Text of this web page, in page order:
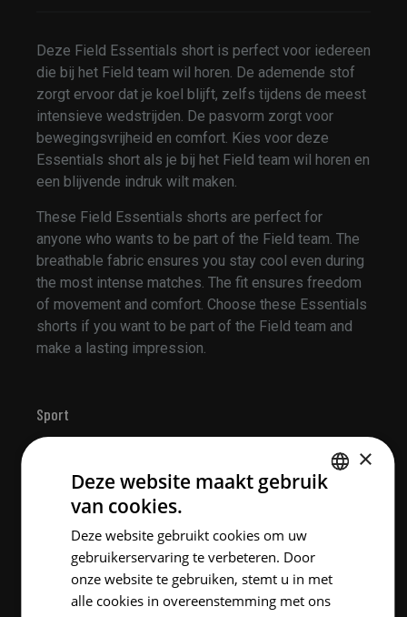
Deze Field Essentials short is perfect voor iedereen
die bij het Field team wil horen. De ademende stof
zorgt ervoor dat je koel blijft, zelfs tijdens de meest
intensieve wedstrijden. De pasvorm zorgt voor
bewegingsvrijheid en comfort. Kies voor deze
Essentials short als je bij het Field team wil horen en
een blijvende indruk wilt maken.
These Field Essentials shorts are perfect for
anyone who wants to be part of the Field team. The
breathable fabric ensures you stay cool even during
the most intense matches. The fit ensures freedom
of movement and comfort. Choose these Essentials
shorts if you want to be part of the Field team and
make a lasting impression.
Sport
×
Deze website maakt gebruik
van cookies.
Deze website gebruikt cookies om uw
gebruikerservaring te verbeteren. Door
onze website te gebruiken, stemt u in met
alle cookies in overeenstemming met ons